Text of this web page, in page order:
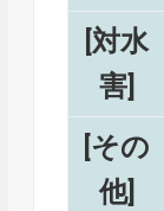
[対水
害]
[その
他]